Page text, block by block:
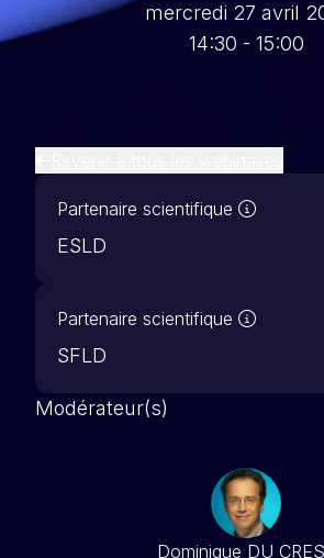
mercredi 27 avril
14:30 - 15:00
Partenaire scientifique Nos
ESLD
Partenaire scientifique Nos
SFLD
Modérateur(s)
Dominique DU